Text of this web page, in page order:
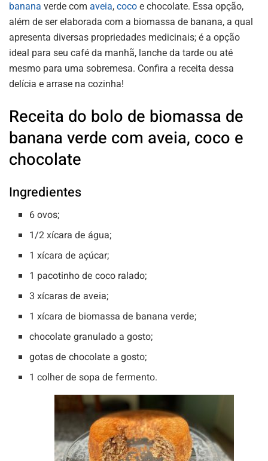
banana verde com aveia, coco e chocolate. Essa opção,
além de ser elaborada com a biomassa de banana, a qual
apresenta diversas propriedades medicinais; é a opção
ideal para seu café da manhã, lanche da tarde ou até
mesmo para uma sobremesa. Confira a receita dessa
delícia e arrase na cozinha!
Receita do bolo de biomassa de
banana verde com aveia, coco e
chocolate
Ingredientes
6 ovos;
1/2 xícara de água;
1 xícara de açúcar;
1 pacotinho de coco ralado;
3 xícaras de aveia;
1 xícara de biomassa de banana verde;
chocolate granulado a gosto;
gotas de chocolate a gosto;
1 colher de sopa de fermento.